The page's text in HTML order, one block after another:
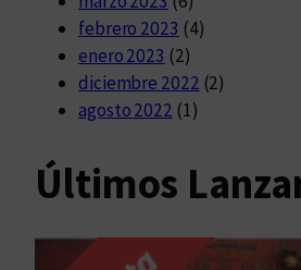
febrero 2023 (4)
enero 2023 (2)
diciembre 2022 (2)
agosto 2022 (1)
Últimos